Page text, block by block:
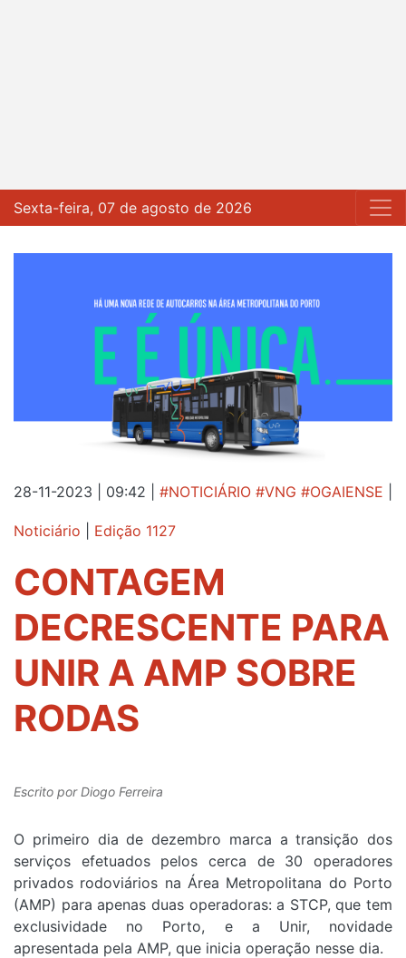
Sexta-feira, 07 de agosto de 2026
28-11-2023 | 09:42 #NOTICIÁRIO #VNG #OGAIENSE
Noticiário Edição 1127
CONTAGEM
DECRESCENTE PARA
UNIR A AMP SOBRE
RODAS
Escrito porDiogo Ferreira
O primeiro dia de dezembro marca a transição dos
serviços efetuados pelos cerca de 30 operadores
privados rodoviários na Área Metropolitana do Porto
(AMP) para apenas duas operadoras: a STCP, que tem
exclusividade no Porto, e a Unir, novidade
apresentada pela AMP, que inicia operação nesse dia.